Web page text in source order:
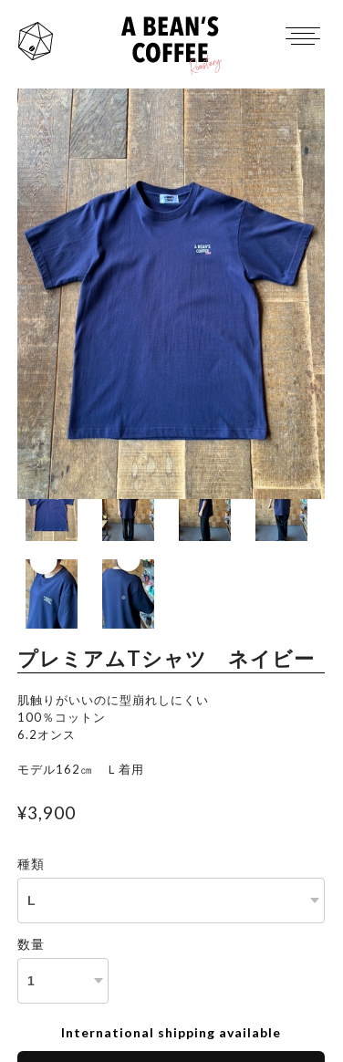
HOME
TAKE OUT MENU
PRODUCTS ITEM
CONTACT
INSTAGRAM
TWITTER
MAIL
OFFICAL SITE
Trade Law
Privacy Policy
プレミアムTシャツ ネイビー
肌触りがいいのに型崩れしにくい
100％コットン
6.2オンス
モデル162㎝ Ｌ着用
¥3,900
種類
数量
International shipping available